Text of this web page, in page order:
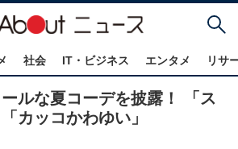
社会 IT・ビジネス エンタメ リサ
ルな夏コーデを披露！ 「ス
カッコかわゆい」